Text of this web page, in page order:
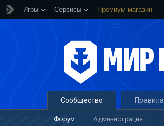
Игры Сервисы Премиум магазин
Сообщество
Форум Администрация
Правила